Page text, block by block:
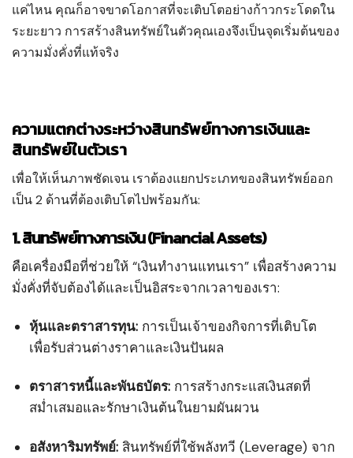
แค่ไหน คุณก็อาจขาดโอกาสที่จะเติบโตอย่างก้าวกระโดดใน
ระยะยาว การสร้างสินทรัพย์ในตัวคุณเองจึงเป็นจุดเริ่มต้นของ
ความมั่งคั่งที่แท้จริง
ความแตกต่างระหว่างสินทรัพย์ทางการเงินและ
สินทรัพย์ในตัวเรา
เพื่อให้เห็นภาพชัดเจน เราต้องแยกประเภทของสินทรัพย์ออก
เป็น 2 ด้านที่ต้องเติบโตไปพร้อมกัน:
1. สินทรัพย์ทางการเงิน (Financial Assets)
คือเครื่องมือที่ช่วยให้ “เงินทำงานแทนเรา” เพื่อสร้างความ
มั่งคั่งที่จับต้องได้และเป็นอิสระจากเวลาของเรา:
หุ้นและตราสารทุน: การเป็นเจ้าของกิจการที่เติบโต
เพื่อรับส่วนต่างราคาและเงินปันผล
ตราสารหนี้และพันธบัตร: การสร้างกระแสเงินสดที่
สม่ำเสมอและรักษาเงินต้นในยามผันผวน
อสังหาริมทรัพย์: สินทรัพย์ที่ใช้พลังทวี (Leverage) จาก